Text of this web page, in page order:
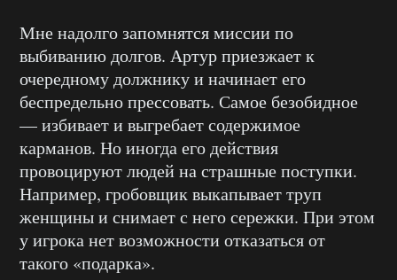
Мне надолго запомнятся миссии по
выбиванию долгов. Артур приезжает к
очередному должнику и начинает его
беспредельно прессовать. Самое безобидное
— избивает и выгребает содержимое
карманов. Но иногда его действия
провоцируют людей на страшные поступки.
Например, гробовщик выкапывает труп
женщины и снимает с него сережки. При этом
у игрока нет возможности отказаться от
такого «подарка».